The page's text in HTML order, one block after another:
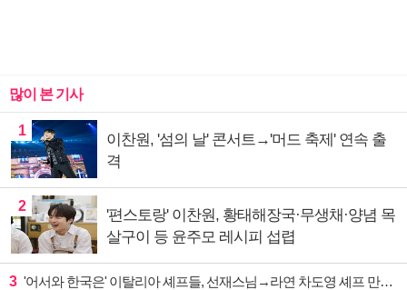
많이 본 기사
1
이찬원, '섬의 날' 콘서트→'머드 축제' 연속 출
격
2
'편스토랑' 이찬원, 황태해장국·무생채·양념 목
살구이 등 윤주모 레시피 섭렵
3 '어서와 한국은' 이탈리아 셰프들, 선재스님→라연 차도영 셰프 만난다